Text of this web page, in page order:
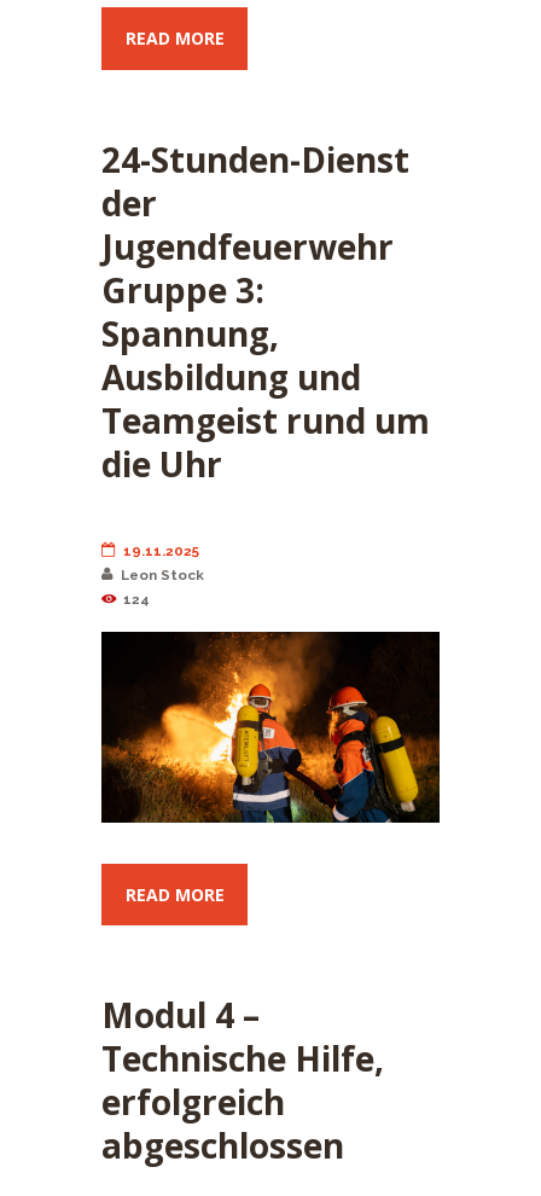
READ MORE
24-Stunden-Dienst
der
Jugendfeuerwehr
Gruppe 3:
Spannung,
Ausbildung und
Teamgeist rund um
die Uhr
19.11.2025
Leon Stock
124
READ MORE
Modul 4 –
Technische Hilfe,
erfolgreich
abgeschlossen